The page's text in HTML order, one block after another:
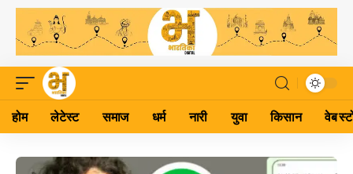
होम लेटेस्ट समाज धर्म नारी युवा किसान वेब